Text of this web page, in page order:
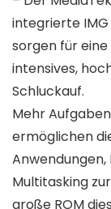
integrierte
sorgen für
intensives,
Schluckauf.
Mehr
ermöglichen
Multitasking
große ROM